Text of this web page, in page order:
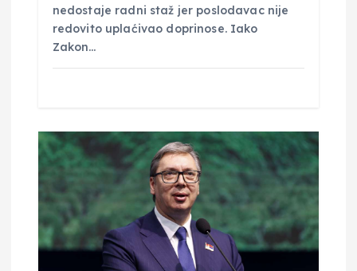
nedostaje radni staž jer poslodavac nije
redovito uplaćivao doprinose. Iako
Zakon…